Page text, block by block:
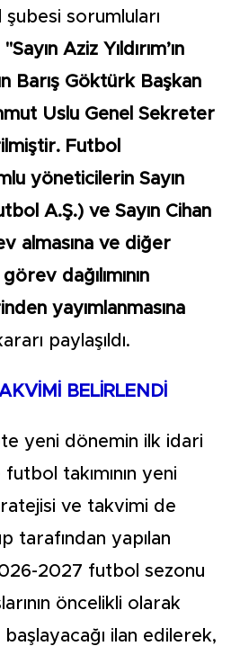
sorumluları
"Sayın Aziz Yıldırım’ın
Barış Göktürk Başkan
Uslu Genel Sekreter
Futbol
yöneticilerin Sayın
A.Ş.) ve Sayın Cihan
almasına ve diğer
dağılımının
yayımlanmasına
paylaşıldı.
BELİRLENDİ
yeni dönemin ilk idari
takımının yeni
ve takvimi de
tarafından yapılan
2027 futbol sezonu
öncelikli olarak
ilan edilerek,